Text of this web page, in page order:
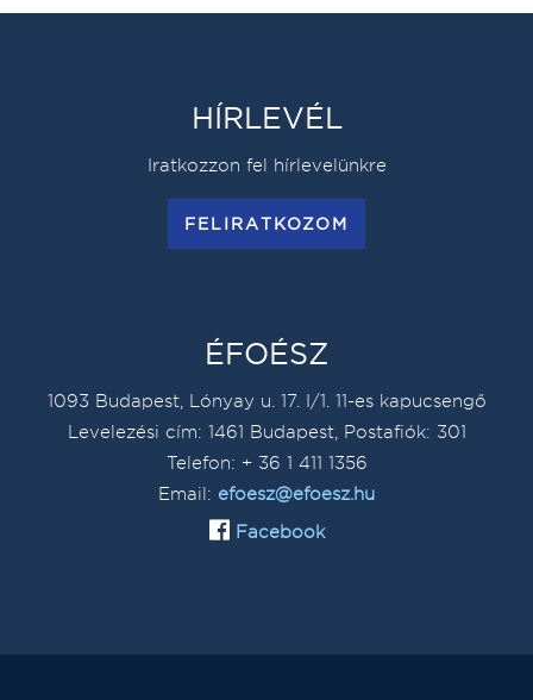
HÍRLEVÉL
Iratkozzon fel hírlevelünkre
FELIRATKOZOM
ÉFOÉSZ
1093 Budapest, Lónyay u. 17. I/1. 11-es kapucsengő
Levelezési cím: 1461 Budapest, Postafiók: 301
Telefon: + 36 1 411 1356
Email: efoesz@efoesz.hu
Facebook